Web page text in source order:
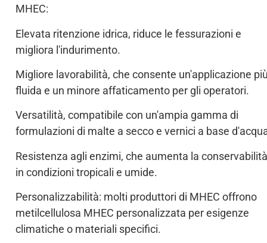
MHEC:
Elevata ritenzione idrica, riduce le fessurazioni e
migliora l'indurimento.
Migliore lavorabilità, che consente un'applicazione
fluida e un minore affaticamento per gli operatori.
Versatilità, compatibile con un'ampia gamma di
formulazioni di malte a secco e vernici a base
Resistenza agli enzimi, che aumenta la conservabilità
in condizioni tropicali e umide.
Personalizzabilità: molti produttori di MHEC offrono
metilcellulosa MHEC personalizzata per esigenze
climatiche o materiali specifici.